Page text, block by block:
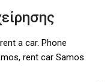
a car. Phone
rent car Samos